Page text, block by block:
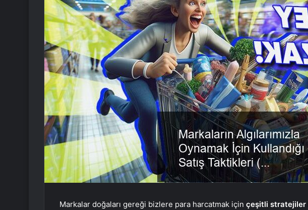
Markalar doğaları gereği bizlere para harcatmak için çeşitli stratejiler